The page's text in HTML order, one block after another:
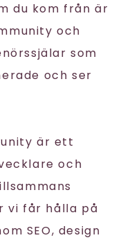
du kom från är
och
som
och ser
är ett
och
vi får hålla på
SEO, design